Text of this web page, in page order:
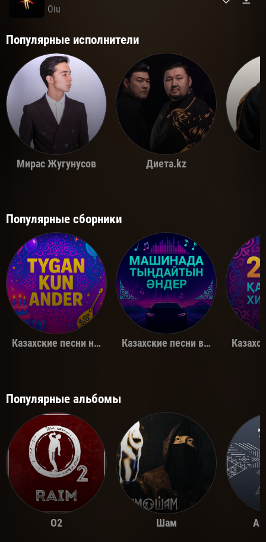
Oiu
Популярные исполнители
Мирас Жугунусов Диета.kz
Популярные сборники
Казахские песни на день рождения Казахские песни в машину
Популярные альбомы
O2 Шам